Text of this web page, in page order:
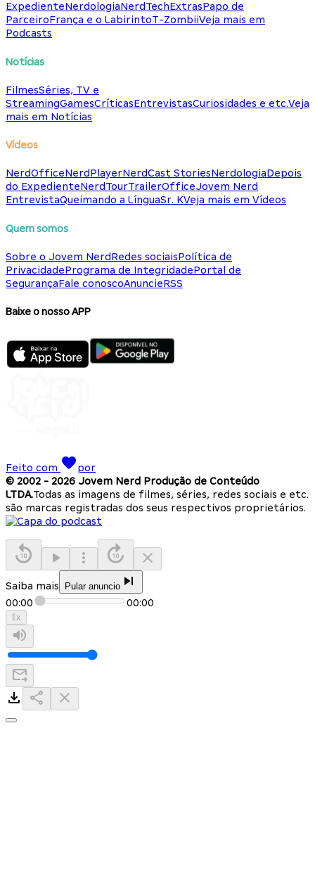
ExpedienteNerdologiaNerdTechExtrasPapo de
ParceiroFrança e o LabirintoT-ZombiiVeja mais em
Podcasts
Notícias
FilmesSéries, TV e
StreamingGamesCríticasEntrevistasCuriosidades e etc.Veja
mais em Notícias
Vídeos
NerdOfficeNerdPlayerNerdCast StoriesNerdologiaDepois
do ExpedienteNerdTourTrailerOfficeJovem Nerd
EntrevistaQueimando a LínguaSr. KVeja mais em Vídeos
Quem somos
Sobre o Jovem NerdRedes sociaisPolítica de
PrivacidadePrograma de IntegridadePortal de
SegurançaFale conoscoAnuncieRSS
Baixe o nosso APP
Feito com
por
© 2002 - 2026 Jovem Nerd Produção de Conteúdo
LTDA.Todas as imagens de filmes, séries, redes sociais e etc.
são marcas registradas dos seus respectivos proprietários.
Saiba mais Pular anuncio
00:00 00:00
1x